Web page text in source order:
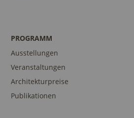
PROGRAMM
Ausstellungen
Veranstaltungen
Architekturpreise
Publikationen